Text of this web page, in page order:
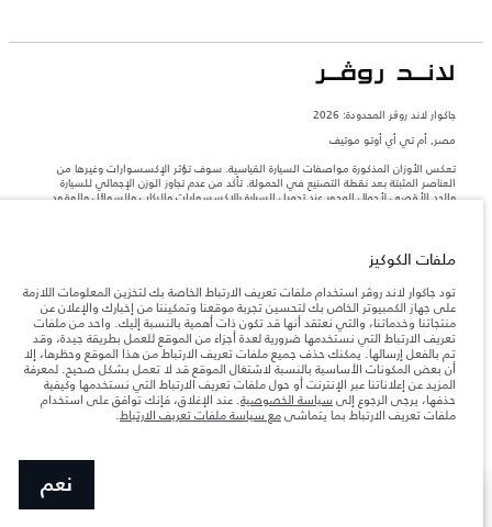
جاكوار لاند روڨر المحدودة: 2026
مصر, أم تي أي أوتو موتيف
تعكس الأوزان المذكورة مواصفات السيارة القياسية. سوف تؤثر الإكسسوارات وغيرها من
العناصر المثبتة بعد نقطة التصنيع في الحمولة. تأكد من عدم تجاوز الوزن الإجمالي للسيارة
والحد الأقصى لأحمال المحور عند تحميل السيارة بالإكسسوارات والركاب والسوائل والوقود
المعلومات والمواصفات والأسعار والألوان المذكورة على هذا الموقع قد تختلف من بلد إلى
والتحقق من الأسعار.
ملاحظة مهمة حول الصور والمواصفات.إن النقص العالمي في أشباه الموصلات يؤثر حاليًا
في مواصفات تصميم السيارات وتوفر الخيارات وتوقيتات التصاميم. هذا ظرف ديناميكي
للغاية، ونتيجة لذلك، قد لا تمثّل الصور المستخدَمة ضمن موقع الويب حاليًا المواصفات الحالية
بالكامل بالنسبة إلى الميزات والخيارات والحلية ومجموعات الألوان. يرجى استشارة وكيلك الذي
سيتمكّن من تأكيد أي تقييدات حالية معك للسماح لك باتخاذ قرار مدروس
الأرقام المقدمة هي نتيجة لاختبارات المصنع الرسمية وفقاً لتشريعات الاتحاد الأوروبي. قد
يتباين استهلك الوقود الفعلي للمركبة عن ذلك المتحقق في تلك الاختبارات كما أن هذه
الأرقام بغرض المقارنة فحسب.
ملفات الكوكيز
تود جاكوار لاند روڤر استخدام ملفات تعريف الارتباط الخاصة بك لتخزين المعلومات اللازمة
على جهاز الكمبيوتر الخاص بك لتحسين تجربة موقعنا وتمكيننا من إخبارك والإعلان عن
منتجاتنا وخدماتنا، والتي نعتقد أنها قد تكون ذات أهمية بالنسبة إليك. واحد من ملفات
تعريف الارتباط التي نستخدمها ضرورية لعدة أجزاء من الموقع للعمل بطريقة جيدة، وقد
تم بالفعل إرسالها. يمكنك حذف جميع ملفات تعريف الارتباط من هذا الموقع وحظرها، إلا
أن بعض المكونات الأساسية بالنسبة لاشتغال الموقع قد لا تعمل بشكل صحيح. لمعرفة
المزيد عن إعلاناتنا عبر الإنترنت أو حول ملفات تعريف الارتباط التي نستخدمها وكيفية
حذفها، يرجى الرجوع إلى سياسة الخصوصية. عند الإغلاق، فإنك توافق على استخدام
ملفات تعريف الارتباط بما يتماشىمع سياسة ملفات تعريف الارتباط.
نعم